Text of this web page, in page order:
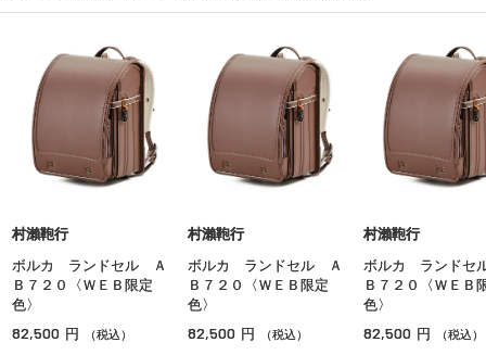
村瀨鞄行
ボルカ ランドセル Ａ
Ｂ７２０〈ＷＥＢ限定
色〉
82,500 円 （税込）
村瀨鞄行
ボルカ ランドセル Ａ
Ｂ７２０〈ＷＥＢ限定
色〉
82,500 円 （税込）
村瀨鞄行
ボルカ ランドセ
Ｂ７２０〈ＷＥＢ
色〉
82,500 円 （税込）